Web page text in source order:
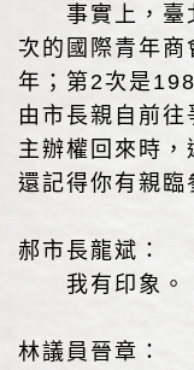
事實上，臺
次的國際青年
年；第2次是
由市長親自前
主辦權回來時
還記得你有親臨
郝市長龍斌：
我有印象。
林議員晉章：